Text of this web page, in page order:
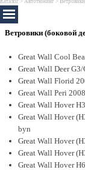
Каталог > Автотюнинг > Ветровики
Ветровики (боковой
Great Wall Cool
Great Wall Deer
Great Wall Florid
Great Wall Peri
Great Wall Hover
Great Wall Hover
byn
Great Wall Hover
Great Wall Hover
Great Wall Hover